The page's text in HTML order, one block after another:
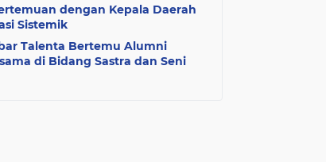
dengan Kepala Daerah
Sistemik
Talenta Bertemu Alumni
di Bidang Sastra dan Seni